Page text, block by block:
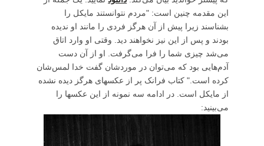
این مقدمه چنین است: "مردم نتوانستند مایکل را
بشناسند زیرا پیش از آن هرگز فردی را مانند او ندیده
بودند و پس از این نیز نخواهند دید. وقتی او وارد اتاق
می‌شد چیزی شما را فرا می‌گرفت. او از آن دست
آدم‌هایی بود که می‌توان در موردشان گفت خدا لمس‌شان
کرده است." کتاب فرانک پر از عکسهای هرگز دیده نشده
از مایکل است. در ادامه سه نمونه از این عکسها را
می‌بینید: